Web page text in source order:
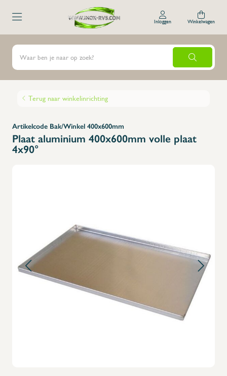
Inloggen Winkelwagen
Terug naar winkelinrichting
Artikelcode Bak/Winkel 400x600mm
Plaat aluminium 400x600mm volle plaat
4x90°